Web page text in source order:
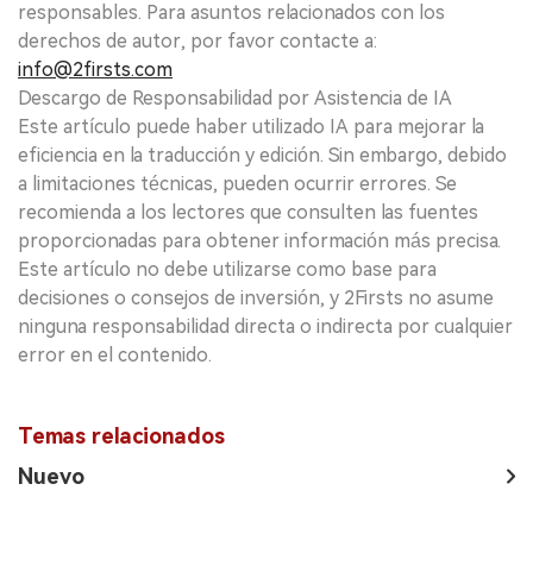
responsables. Para asuntos relacionados con los
derechos de autor, por favor contacte a:
info@2firsts.com
Descargo de Responsabilidad por Asistencia de IA
Este artículo puede haber utilizado IA para mejorar la
eficiencia en la traducción y edición. Sin embargo, debido
a limitaciones técnicas, pueden ocurrir errores. Se
recomienda a los lectores que consulten las fuentes
proporcionadas para obtener información más precisa.
Este artículo no debe utilizarse como base para
decisiones o consejos de inversión, y 2Firsts no asume
ninguna responsabilidad directa o indirecta por cualquier
error en el contenido.
Temas relacionados
Nuevo